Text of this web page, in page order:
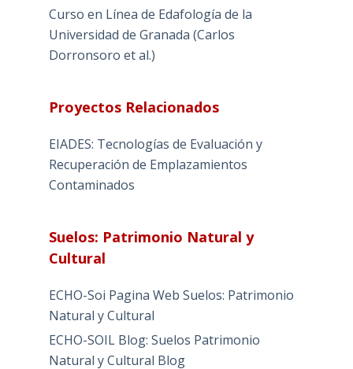
Curso en Línea de Edafología de la
Universidad de Granada (Carlos
Dorronsoro et al.)
Proyectos Relacionados
EIADES: Tecnologías de Evaluación y
Recuperación de Emplazamientos
Contaminados
Suelos: Patrimonio Natural y
Cultural
ECHO-Soi Pagina Web Suelos: Patrimonio
Natural y Cultural
ECHO-SOIL Blog: Suelos Patrimonio
Natural y Cultural Blog